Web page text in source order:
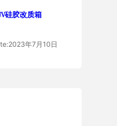
硅胶改质箱
2023年7月10日